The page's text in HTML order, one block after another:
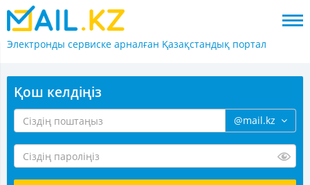
Электронды сервиске арналған Қазақстандық портал
Қош келдіңіз
@mail.kz